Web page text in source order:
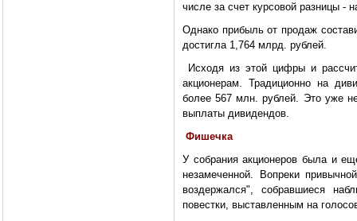
числе за счет курсовой разницы -
Однако прибыль от продаж
достигла 1,764 млрд. рублей.
Исходя из этой цифры и
акционерам. Традиционно на
более 567 млн. рублей. Это уже
выплаты дивидендов.
Фишечка
У собрания акционеров была и
незамеченной. Вопреки
воздержался", собравшиеся
повестки, выставленным на